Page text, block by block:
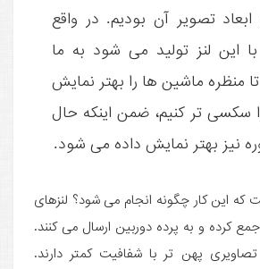
تصویر آن بودیم. در واقع
این لنز تولید می شود به ما
منظره ماشین ها را بهتر نمایش
سکسی تر کنیم، ضمن اینکه حال
نیز بهتر نمایش داده می شود.
که این کار چگونه انجام می شود؟ لنزهای
کرده و به پرده دوربین ارسال می کنند.
تصاویری پهن تر با شفافیت کمتر دارند.